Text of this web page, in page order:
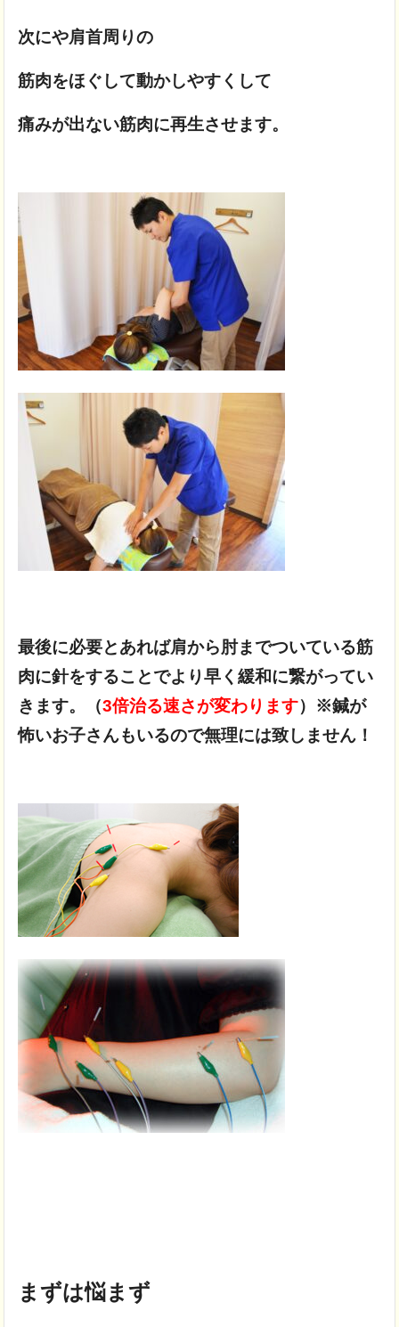
次にや肩首周りの
筋肉をほぐして動かしやすくして
痛みが出ない筋肉に再生させます。
最後に必要とあれば肩から肘までついている筋
肉に針をすることでより早く緩和に繋がってい
きます。
（3倍治る速さが変わります）※鍼が
怖いお子さんもいるので無理には致しません！
まずは悩まず